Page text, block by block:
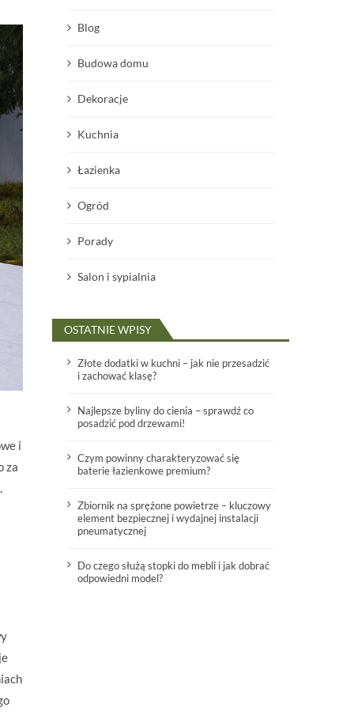
i
za
Blog
Budowa domu
Dekoracje
Kuchnia
Łazienka
Ogród
Porady
Salon i sypialnia
OSTATNIE WPISY
Złote dodatki w kuchni – jak nie przesadzić
i zachować klasę?
Najlepsze byliny do cienia – sprawdź co
posadzić pod drzewami!
Czym powinny charakteryzować się
baterie łazienkowe premium?
Zbiornik na sprężone powietrze – kluczowy
element bezpiecznej i wydajnej instalacji
pneumatycznej
Do czego służą stopki do mebli i jak dobrać
odpowiedni model?